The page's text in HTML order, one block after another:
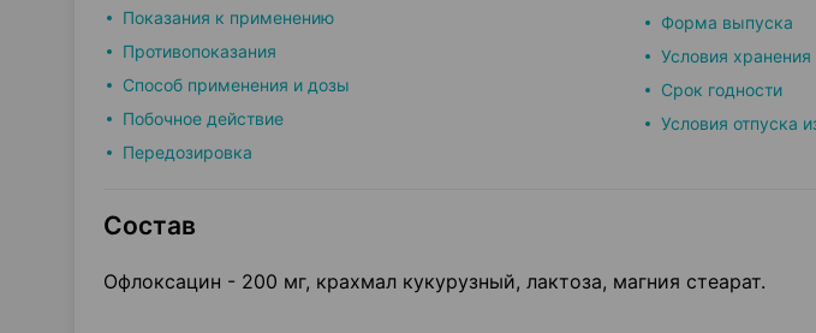
Показания к применению
Противопоказания
Способ применения и дозы
Побочное действие
Передозировка
Форма выпуска
Условия хранения
Срок годности
Условия отпуска
Состав
Офлоксацин - 200 мг, крахмал кукурузный, лактоза, магния стеарат.